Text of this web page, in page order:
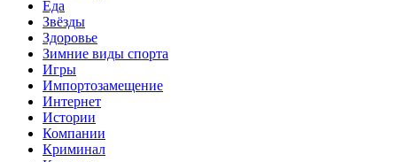
Еда
Звёзды
Здоровье
Зимние виды спорта
Игры
Импортозамещение
Интернет
Истории
Компании
Криминал